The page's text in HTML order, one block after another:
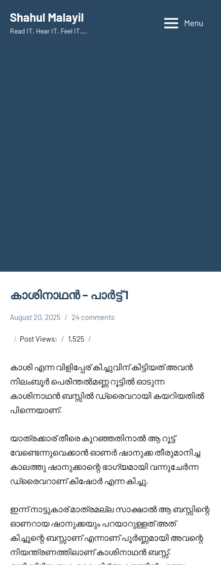
content
Shahul Malayil
Read IT. Hear IT. Feel IT….
Menu
കാശിനാഥൻ – പാർട്ട് 1
KASHINATHAN
August 20, 2025
Shareej
Vk
24 comments
Post Views: 1,525
കാശി എന്ന വിളിപ്പേര് കിച്ചുവിന് കിട്ടിയത് അവൻ
നിലംബൂർ പെരിന്തൽമണ്ണ റൂട്ടിൽ ഓടുന്ന
കാശിനാഥൻ ബസ്സിൽ ഡ്രൈവറായി കയറിയതിൽ
പിന്നെയാണ്.
യാത്രക്കാര് തീരെ കുറഞ്ഞതിനാൽ ആ റൂട്ട്
വേണ്ടെന്നുവെക്കാൻ ഓണർ ഷാനുക്ക തീരുമാനിച്ച
കാലത്തു ഷാനുക്കാന്റെ ഭാഗ്യമായി വന്നുചേർന്ന
ഡ്രൈവറാണ് കിഷോർ എന്ന കിച്ചു.
ഇന്ന് നാട്ടുകാര് മാത്രമല്ല സാക്ഷാൽ ആ ബസ്സിന്റെ
ഓണറായ ഷാനുക്കയും പറയാറുള്ളത് അത്
കിച്ചൂന്റെ ബസ്സാണ് എന്നാണ് പൂർണ്ണമായി അവന്റെ
നിയന്ത്രണത്തിലാണ് കാശിനാഥൻ ബസ്സ്‌.